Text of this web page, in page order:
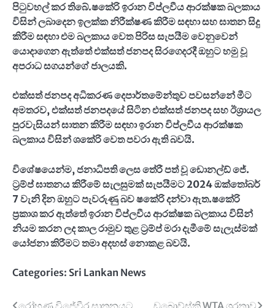
පිටුවහල් කර තිබේ.ෂකේරි ඉරාන විප්ලවීය ආරක්ෂක බලකාය
විසින් ලබාදෙන ඉලක්ක නිරීක්ෂණ කිරීම සඳහා සහ ඝාතන සිදු
කිරීම සඳහා එම බලකාය වෙත පිරිස සැපයීම වෙනුවෙන්
යොදාගෙන ඇත්තේ එක්සත් ජනපද සිරගෙදරදී ඔහුට හමු වූ
අපරාධ සගයන්ගේ ජාලයකි.
එක්සත් ජනපද අධිකරණ දෙපාර්තමේන්තුව පවසන්නේ මීට
අමතරව,එක්සත් ජනපදයේ සිටින එක්සත් ජනපද සහ ඊශ්‍රායල
පුරවැසියන් ඝාතන කිරීම සඳහා ඉරාන විප්ලවීය ආරක්ෂක
බලකාය විසින් ශකේරි වෙත පවරා ඇති බවයි.
විශේෂයෙන්ම, ජනාධිපති ලෙස තේරී පත් වූ ඩොනල්ඩ් ජේ.
ට්‍රම්ප් ඝාතනය කිරීමේ සැලසුමක් සැපයීමට 2024 ඔක්තෝබර්
7 වැනි දින ඔහුට පැවරුණු බව ෂකේරි දන්වා ඇත.ෂකේරි
ප්‍රකාශ කර ඇත්තේ ඉරාන විප්ලවීය ආරක්ෂක බලකාය විසින්
නියම කරන ලද කාල රාමුව තුළ ට්‍රම්ප් මරා දැමීමේ සැලැස්මක්
යෝජනා කිරීමට තමා අදහස් නොකළ බවයි.
Categories: Sri Lankan News
රෝහණ විජේවීර ඝාතනයට ඩබ්‍රොව්ස්කි WTA ශූරතාව